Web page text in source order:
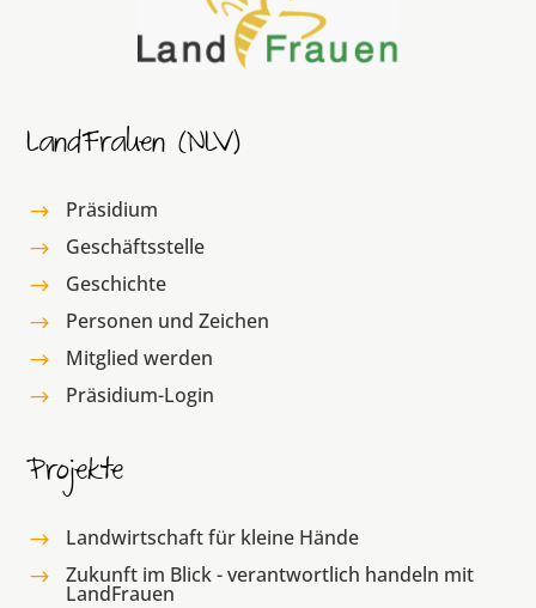
LandFrauen (NLV)
$ Präsidium
$ Geschäftsstelle
$ Geschichte
$ Personen und Zeichen
$ Mitglied werden
$ Präsidium-Login
Projekte
$ Landwirtschaft für kleine Hände
$ Zukunft im Blick - verantwortlich handeln mit
LandFrauen